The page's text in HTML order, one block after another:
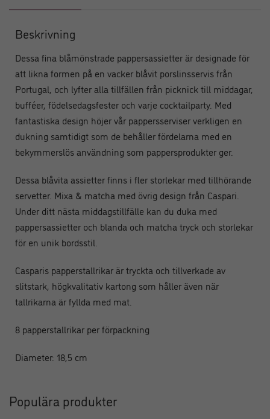
Beskrivning
Dessa fina blåmönstrade pappersassietter är designade för
att likna formen på en vacker blåvit porslinsservis från
Portugal, och lyfter alla tillfällen från picknick till middagar,
bufféer, födelsedagsfester och varje cocktailparty. Med
fantastiska design höjer vår pappersserviser verkligen en
dukning samtidigt som de behåller fördelarna med en
bekymmerslös användning som pappersprodukter ger.
Dessa blåvita assietter finns i fler storlekar med tillhörande
servetter. Mixa & matcha med övrig design från Caspari.
Under ditt nästa middagstillfälle kan du duka med
pappersassietter och blanda och matcha tryck och storlekar
för en unik bordsstil.
Casparis papperstallrikar är tryckta och tillverkade av
slitstark, högkvalitativ kartong som håller även när
tallrikarna är fyllda med mat.
8 papperstallrikar per förpackning
Diameter: 18,5 cm
Populära produkter